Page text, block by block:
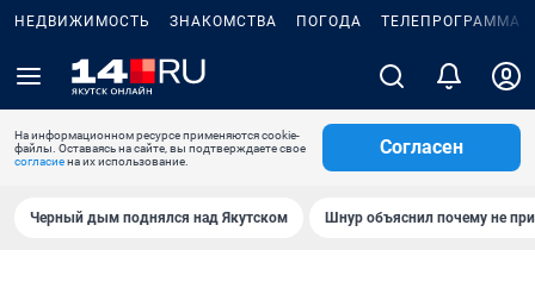
НЕДВИЖИМОСТЬ ЗНАКОМСТВА ПОГОДА ТЕЛЕПРОГРАММА
На информационном ресурсе применяются cookie-
файлы. Оставаясь на сайте, вы подтверждаете свое
согласиена их использование.
Согласен
Черный дым поднялся над Якутском Шнур объяснил почему не